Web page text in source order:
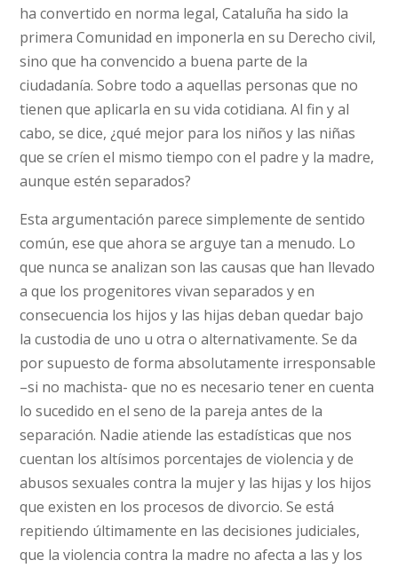
ha convertido en norma legal, Cataluña ha sido la
primera Comunidad en imponerla en su Derecho civil,
sino que ha convencido a buena parte de la
ciudadanía. Sobre todo a aquellas personas que no
tienen que aplicarla en su vida cotidiana. Al fin y al
cabo, se dice, ¿qué mejor para los niños y las niñas
que se críen el mismo tiempo con el padre y la madre,
aunque estén separados?
Esta argumentación parece simplemente de sentido
común, ese que ahora se arguye tan a menudo. Lo
que nunca se analizan son las causas que han llevado
a que los progenitores vivan separados y en
consecuencia los hijos y las hijas deban quedar bajo
la custodia de uno u otra o alternativamente. Se da
por supuesto de forma absolutamente irresponsable
–si no machista- que no es necesario tener en cuenta
lo sucedido en el seno de la pareja antes de la
separación. Nadie atiende las estadísticas que nos
cuentan los altísimos porcentajes de violencia y de
abusos sexuales contra la mujer y las hijas y los hijos
que existen en los procesos de divorcio. Se está
repitiendo últimamente en las decisiones judiciales,
que la violencia contra la madre no afecta a las y los